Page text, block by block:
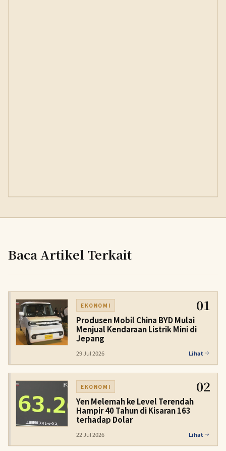
Baca Artikel Terkait
EKONOMI 01
Produsen Mobil China BYD Mulai
Menjual Kendaraan Listrik Mini di
Jepang
29 Jul 2026 Lihat
EKONOMI 02
Yen Melemah ke Level Terendah
Hampir 40 Tahun di Kisaran 163
terhadap Dolar
22 Jul 2026 Lihat